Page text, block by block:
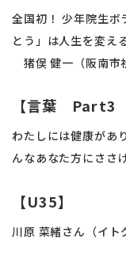
全国初！ 少年院生ボ
とう」は人生を変え
猪俣 健一（阪南市
【言葉 Part3
わたしには健康があ
んなあなた方にささ
【U35】
川原 菜緒さん（イト